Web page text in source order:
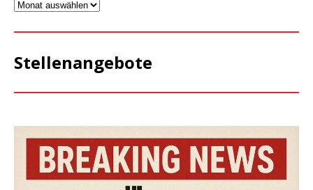
Stellenangebote